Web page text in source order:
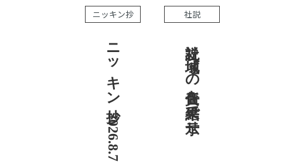
ニッキン抄
ニッキン抄 2026.8.7
社説
社説 地域への責任を結果で示せ